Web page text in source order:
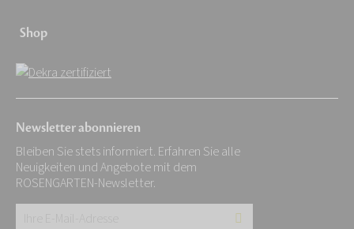
Shop
Newsletter abonnieren
Bleiben Sie stets informiert. Erfahren Sie alle
Neuigkeiten und Angebote mit dem
ROSENGARTEN-Newsletter.